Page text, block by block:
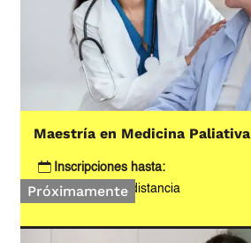
Próximamente
Maestría en Medicina Paliativa
Inscripciones hasta:
Modalidad: A distancia